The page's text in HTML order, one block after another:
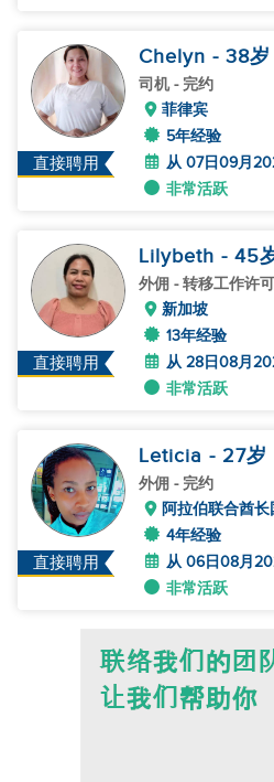
直接聘用
Chelyn - 38岁
司机- 完约
菲律宾
5年经验
从 07日09月
非常活跃
直接聘用
Lilybeth - 45
外佣 - 转移工作许可
新加坡
13年经验
从 28日08月
非常活跃
直接聘用
Leticia - 27岁
外佣 - 完约
阿拉伯联合酋长
4年经验
从 06日08月
非常活跃